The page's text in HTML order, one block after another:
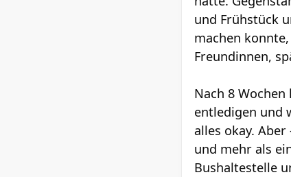
und Frühstück
machen
Freundinnen,
Nach 8
entledigen und
alles okay.
und mehr als
Bushaltestelle